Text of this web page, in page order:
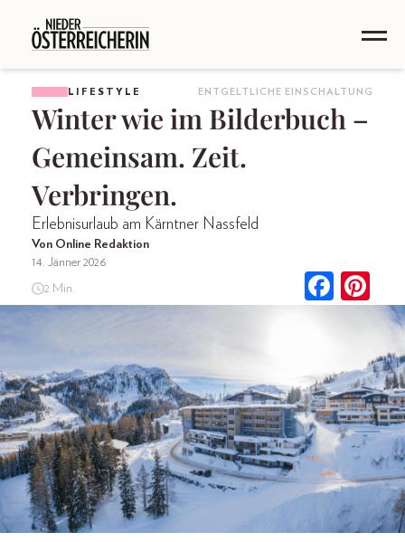
LIFESTYLE ENTGELTLICHE EINSCHALTUNG
Winter wie im Bilderbuch –
Gemeinsam. Zeit.
Verbringen.
Erlebnisurlaub am Kärntner Nassfeld
Von Online Redaktion
14. Jänner 2026
2 Min.